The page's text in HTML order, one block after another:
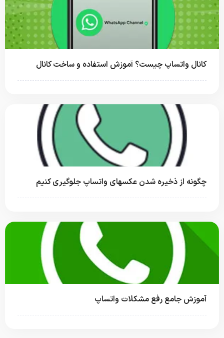
کانال واتساپ چیست؟ آموزش استفاده و ساخت کانال
چگونه از ذخیره شدن عکسهای واتساپ جلوگیری کنیم
آموزش جامع رفع مشکلات واتساپ